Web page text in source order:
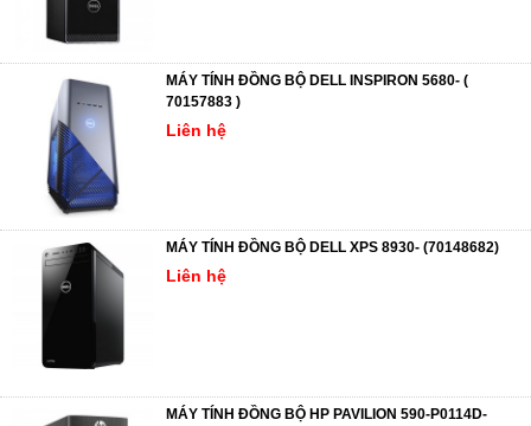
MÁY TÍNH ĐỒNG BỘ DELL INSPIRON 5680- (
70157883 )
Liên hệ
MÁY TÍNH ĐỒNG BỘ DELL XPS 8930- (70148682)
Liên hệ
MÁY TÍNH ĐỒNG BỘ HP PAVILION 590-P0114D-